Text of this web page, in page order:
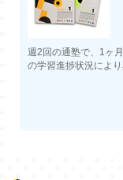
週2回の通塾で、1ヶ
の学習進捗状況により